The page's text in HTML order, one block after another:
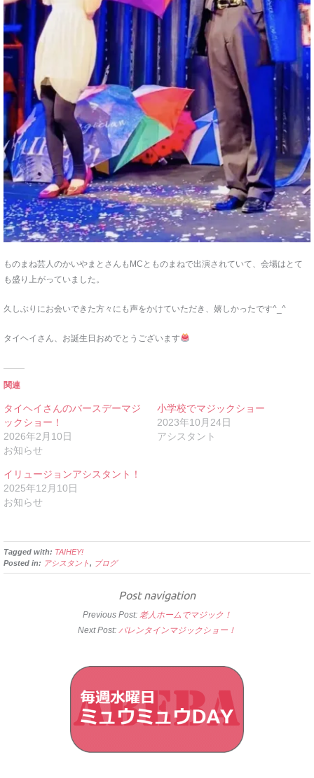
ものまね芸人のかいやまとさんもMCとものまねで出演されていて、会場はとて
も盛り上がっていました。
久しぶりにお会いできた方々にも声をかけていただき、嬉しかったです^_^
タイヘイさん、お誕生日おめでとうございます
関連
タイヘイさんのバースデーマジ
ックショー！
2026年2月10日
お知らせ
小学校でマジックショー
2023年10月24日
アシスタント
イリュージョンアシスタント！
2025年12月10日
お知らせ
Tagged with: TAIHEY!
Posted in: アシスタント, ブログ
Post navigation
Previous Post: 老人ホームでマジック！
Next Post: バレンタインマジックショー！